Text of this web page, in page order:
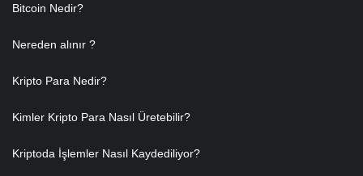
Bitcoin Nedir?
Nereden alınır ?
Kripto Para Nedir?
Kimler Kripto Para Nasıl Üretebilir?
Kriptoda İşlemler Nasıl Kaydediliyor?